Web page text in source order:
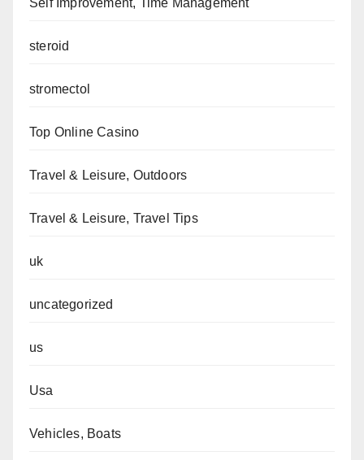
Self Improvement, Time Management
steroid
stromectol
Top Online Casino
Travel & Leisure, Outdoors
Travel & Leisure, Travel Tips
uk
uncategorized
us
Usa
Vehicles, Boats